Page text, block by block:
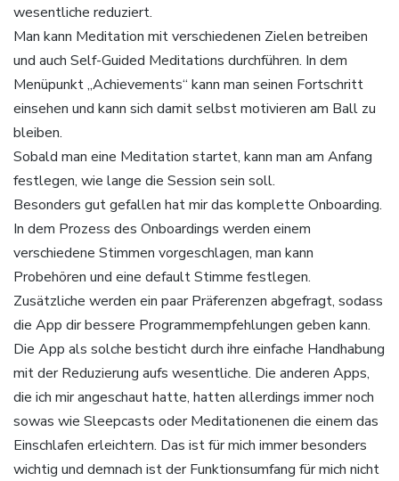
wesentliche reduziert.
Man kann Meditation mit verschiedenen Zielen betreiben
und auch Self-Guided Meditations durchführen. In dem
Menüpunkt „Achievements“ kann man seinen Fortschritt
einsehen und kann sich damit selbst motivieren am Ball zu
bleiben.
Sobald man eine Meditation startet, kann man am Anfang
festlegen, wie lange die Session sein soll.
Besonders gut gefallen hat mir das komplette Onboarding.
In dem Prozess des Onboardings werden einem
verschiedene Stimmen vorgeschlagen, man kann
Probehören und eine default Stimme festlegen.
Zusätzliche werden ein paar Präferenzen abgefragt, sodass
die App dir bessere Programmempfehlungen geben kann.
Die App als solche besticht durch ihre einfache Handhabung
mit der Reduzierung aufs wesentliche. Die anderen Apps,
die ich mir angeschaut hatte, hatten allerdings immer noch
sowas wie Sleepcasts oder Meditationenen die einem das
Einschlafen erleichtern. Das ist für mich immer besonders
wichtig und demnach ist der Funktionsumfang für mich nicht